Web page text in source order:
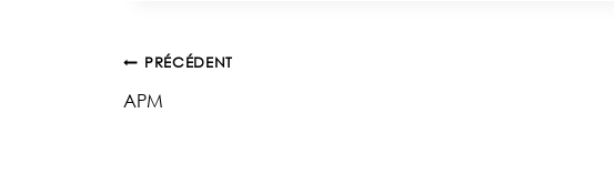
Navigation
PRÉCÉDENT
APM